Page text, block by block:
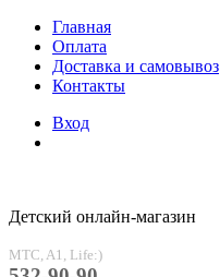
Главная
Оплата
Доставка и самовывоз
Контакты
Вход
Детский онлайн-магазин
MTC, A1, Life:)